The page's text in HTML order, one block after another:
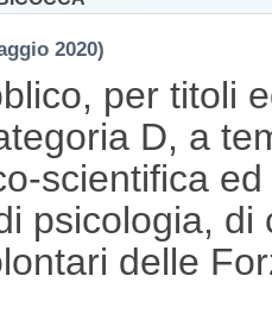
2020)
per titoli
D, a
scientifica
psicologia,
delle